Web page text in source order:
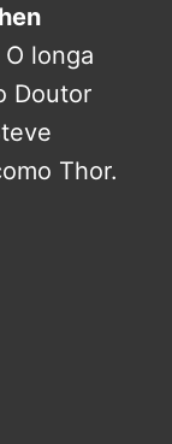
O longa
Doutor
Thor.